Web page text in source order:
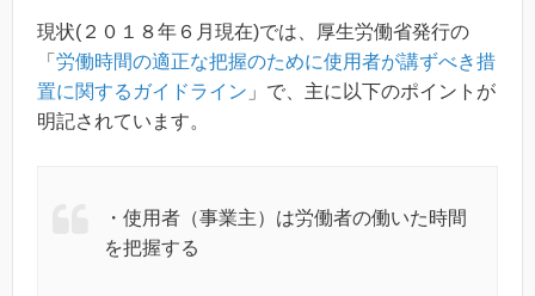
現状(２０１８年６月現在)では、厚生労働省発行の
「 労働時間の適正な把握のために使用者が講ずべき措
置に関するガイドライン 」で、主に以下のポイントが
明記されています。
・使用者（事業主）は労働者の働いた時間
を把握する